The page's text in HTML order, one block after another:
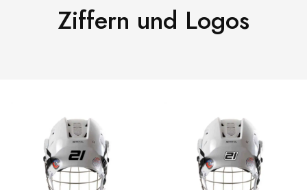
Ziffern und Logos